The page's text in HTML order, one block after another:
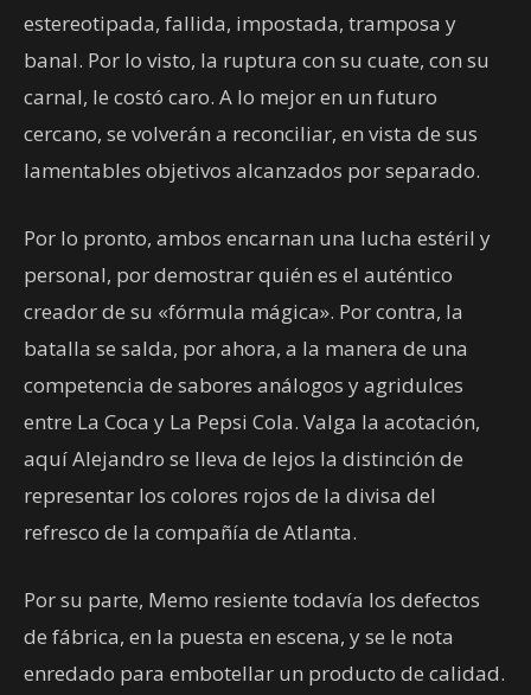
estereotipada, fallida, impostada, tramposa y
banal. Por lo visto, la ruptura con su cuate, con su
carnal, le costó caro. A lo mejor en un futuro
cercano, se volverán a reconciliar, en vista de sus
lamentables objetivos alcanzados por separado.
Por lo pronto, ambos encarnan una lucha estéril y
personal, por demostrar quién es el auténtico
creador de su «fórmula mágica». Por contra, la
batalla se salda, por ahora, a la manera de una
competencia de sabores análogos y agridulces
entre La Coca y La Pepsi Cola. Valga la acotación,
aquí Alejandro se lleva de lejos la distinción de
representar los colores rojos de la divisa del
refresco de la compañía de Atlanta.
Por su parte, Memo resiente todavía los defectos
de fábrica, en la puesta en escena, y se le nota
enredado para embotellar un producto de calidad.